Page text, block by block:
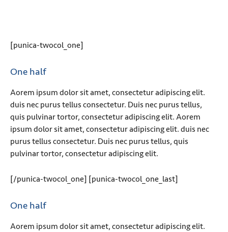
[punica-twocol_one]
One half
Aorem ipsum dolor sit amet, consectetur adipiscing elit.
duis nec purus tellus consectetur. Duis nec purus tellus,
quis pulvinar tortor, consectetur adipiscing elit. Aorem
ipsum dolor sit amet, consectetur adipiscing elit. duis nec
purus tellus consectetur. Duis nec purus tellus, quis
pulvinar tortor, consectetur adipiscing elit.
[/punica-twocol_one] [punica-twocol_one_last]
One half
Aorem ipsum dolor sit amet, consectetur adipiscing elit.